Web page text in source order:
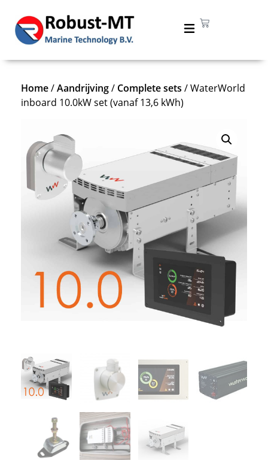
Home/Aandrijving/ Complete sets / WaterWorld
inboard 10.0kW set (vanaf 13,6 kWh)